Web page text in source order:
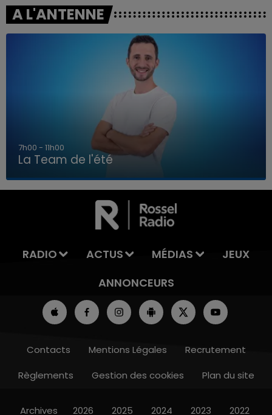
LA TEAM DE L'ÉTÉ
A L'ANTENNE
7h00 - 11h00
La Team de l'été
RADIO ACTUS MÉDIAS
JEUX
ANNONCEURS
Contacts Mentions Légales
Recrutement
Règlements
Gestion des cookies Plan du site
Archives 2026 2025 2024 2023 2022